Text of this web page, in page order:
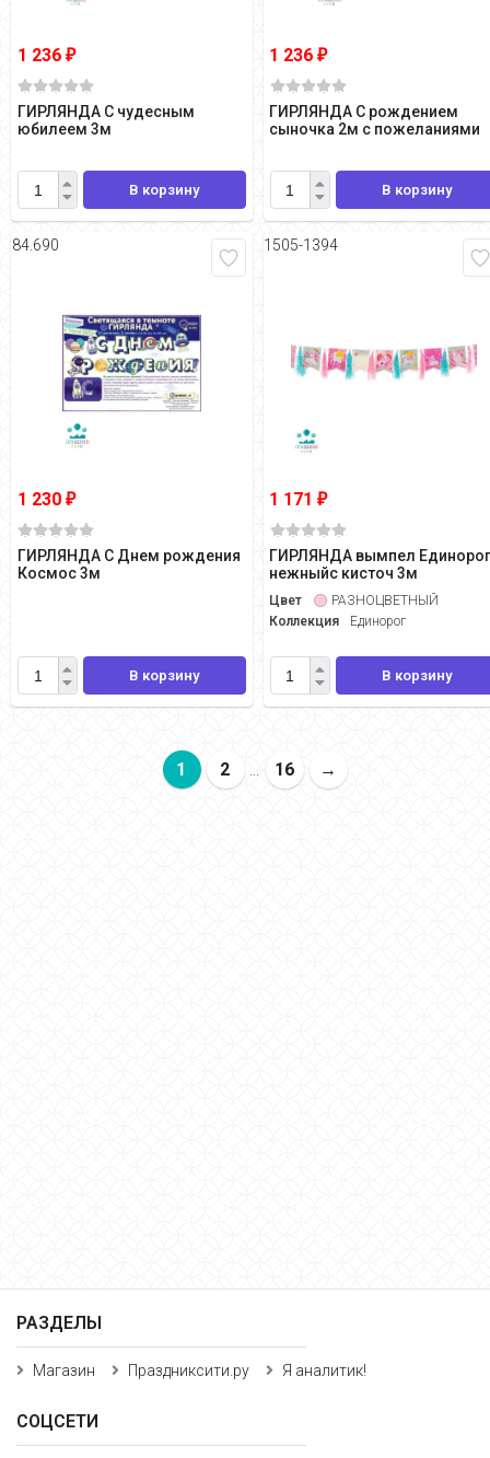
1 236 ₽
ГИРЛЯНДА С чудесным
юбилеем 3м
В корзину
1 236₽
ГИРЛЯНДА С рождением
сыночка 2м с пожеланиями
В корзину
84.690
1 230 ₽
ГИРЛЯНДА С Днем рождения
Космос 3м
В корзину
1505-1394
1 171₽
ГИРЛЯНДА вымпел
нежныйс кисточ 3м
Цвет
РАЗНОЦВЕТНЫЙ
Коллекция
Единорог
В корзину
1 2 ... 16 →
РАЗДЕЛЫ
Магазин Праздниксити.ру Я аналитик!
СОЦСЕТИ